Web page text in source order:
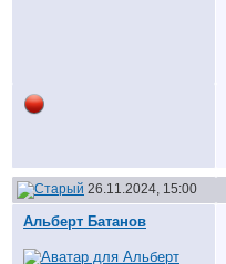
26.11.2024, 15:00
Альберт Батанов